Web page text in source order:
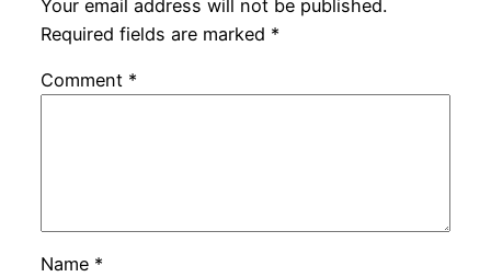
Your email address will not be published.
Required fields are marked *
Comment *
Name *